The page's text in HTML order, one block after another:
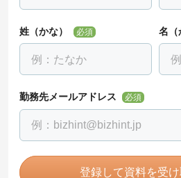
姓（かな） 必須 名（
勤務先メールアドレス 必須
登録して資料を受